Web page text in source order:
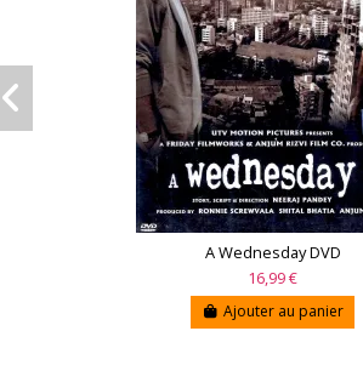
A Wednesday DVD
16,99 €
Ajouter au panier